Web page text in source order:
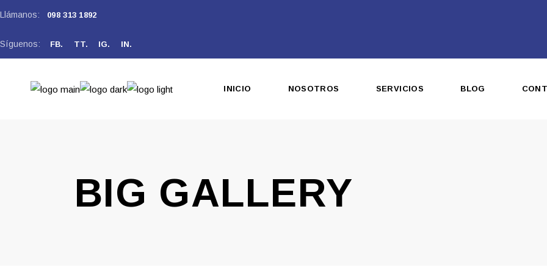
Llámanos: 098 313 1892
Síguenos: FB. TT. IG. IN.
INICIO NOSOTROS SERVICIOS BLOG
BIG GALLERY